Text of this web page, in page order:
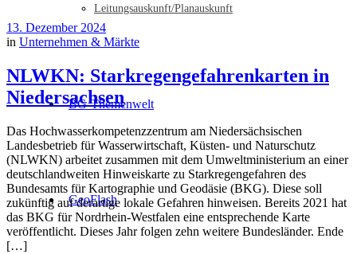
Leitungsauskunft/Planauskunft
BG-Themenwelt
GeoFlash
13. Dezember 2024
in Unternehmen & Märkte
NLWKN: Starkregengefahrenkarten in
Niedersachsen
Das Hochwasserkompetenzzentrum am Niedersächsischen
Landesbetrieb für Wasserwirtschaft, Küsten- und Naturschutz
(NLWKN) arbeitet zusammen mit dem Umweltministerium an einer
deutschlandweiten Hinweiskarte zu Starkregengefahren des
Bundesamts für Kartographie und Geodäsie (BKG). Diese soll
zukünftig auf derartige lokale Gefahren hinweisen. Bereits 2021 hat
das BKG für Nordrhein-Westfalen eine entsprechende Karte
veröffentlicht. Dieses Jahr folgen zehn weitere Bundesländer. Ende
[…]